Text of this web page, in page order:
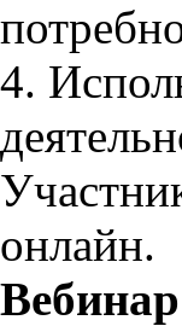
4.
онлайн.